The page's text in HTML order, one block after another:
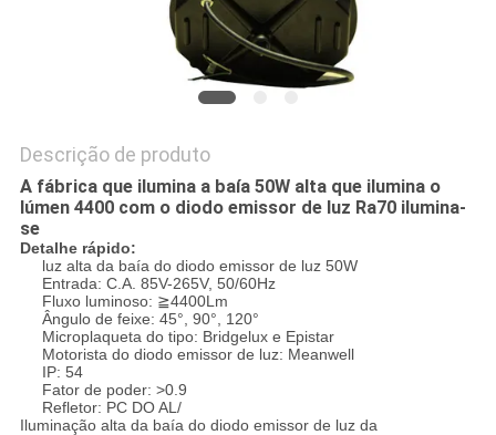
Descrição de produto
A fábrica que ilumina a baía 50W alta que ilumina o
lúmen 4400 com o diodo emissor de luz Ra70 ilumina-
se
Detalhe rápido:
luz alta da baía do diodo emissor de luz 50W
Entrada: C.A. 85V-265V, 50/60Hz
Fluxo luminoso: ≧4400Lm
Ângulo de feixe: 45°, 90°, 120°
Microplaqueta do tipo: Bridgelux e Epistar
Motorista do diodo emissor de luz: Meanwell
IP: 54
Fator de poder: >0.9
Refletor: PC DO AL/
Iluminação alta da baía do diodo emissor de luz da